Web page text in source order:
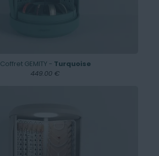
Coffret GEMITY - Turquoise
449.00 €